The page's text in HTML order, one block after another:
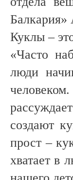
Балкария»
Куклы –
«Часто
люди
создают
прост –
хватает в